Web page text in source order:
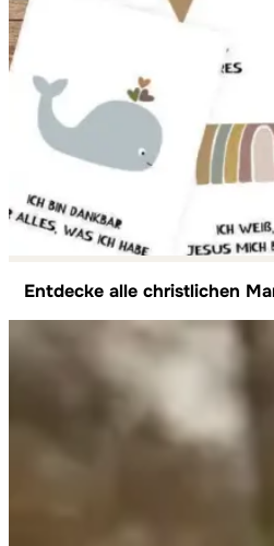
Entdecke alle christlichen